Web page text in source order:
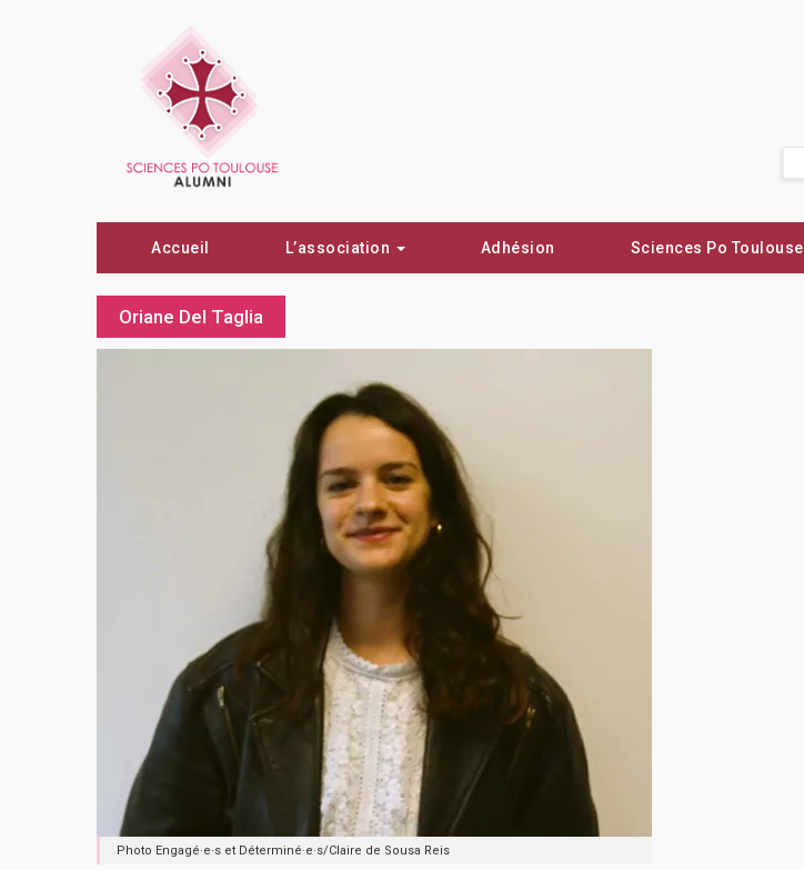
Accueil L’association Adhésion Sciences Po Toulouse
Oriane Del Taglia
Photo Engagé·e·s et Déterminé·e·s/Claire de Sousa Reis